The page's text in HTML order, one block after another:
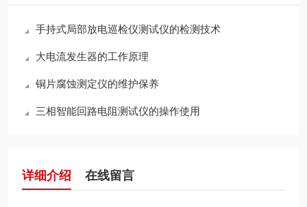
手持式局部放电巡检仪测试仪的检测技术
大电流发生器的工作原理
铜片腐蚀测定仪的维护保养
三相智能回路电阻测试仪的操作使用
详细介绍 在线留言